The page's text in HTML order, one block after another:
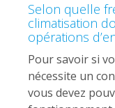
Selon quelle
climatisation
opérations
Pour savoir si
nécessite un
vous devez